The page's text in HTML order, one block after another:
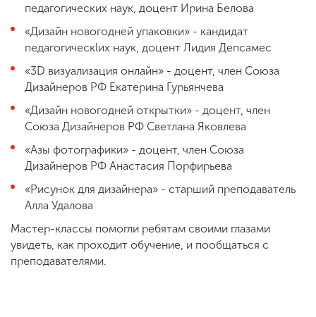
педагогических наук, доцент Ирина Белова
«Дизайн новогодней упаковки» - кандидат
педагогическlих наук, доцент Лидия Депсамес
«3D визуализация онлайн» - доцент, член Союза
Дизайнеров РФ Екатерина Гурьянчева
«Дизайн новогодней открытки» - доцент, член
Союза Дизайнеров РФ Светлана Яковлева
«Азы фотографики» - доцент, член Союза
Дизайнеров РФ Анастасия Порфирьева
«Рисунок для дизайнера» - старший преподаватель
Алла Удалова
Мастер-классы помогли ребятам своими глазами
увидеть, как проходит обучение, и пообщаться с
преподавателями.